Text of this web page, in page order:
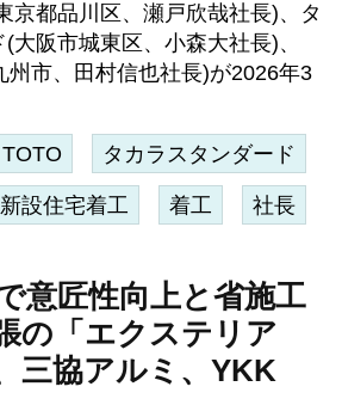
京都品川区、瀬戸欣哉社長)、タ
大阪市城東区、小森大社長)、
州市、田村信也社長)が2026年3
TOTO タカラスタンダード
新設住宅着工 着工 社長
意匠性向上と省施工
の「エクステリア
三協アルミ、YKK